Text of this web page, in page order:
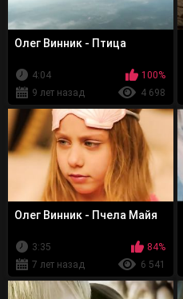
Олег Винник - Птица
4:04
100%
9 лет назад
4 698
Олег Винник - Пчела Майя
3:35
84%
7 лет назад
6 541